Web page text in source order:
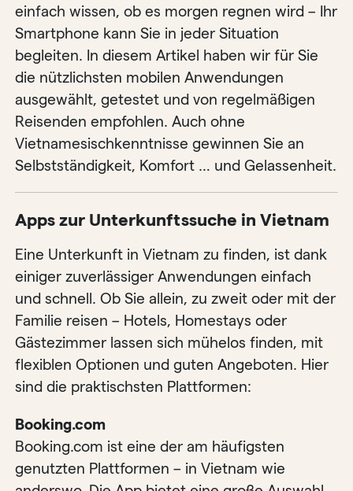
einfach wissen, ob es morgen regnen wird – Ihr
Smartphone kann Sie in jeder Situation
begleiten. In diesem Artikel haben wir für Sie
die nützlichsten mobilen Anwendungen
ausgewählt, getestet und von regelmäßigen
Reisenden empfohlen. Auch ohne
Vietnamesischkenntnisse gewinnen Sie an
Selbstständigkeit, Komfort … und Gelassenheit.
Apps zur Unterkunftssuche in Vietnam
Eine Unterkunft in Vietnam zu finden, ist dank
einiger zuverlässiger Anwendungen einfach
und schnell. Ob Sie allein, zu zweit oder mit der
Familie reisen – Hotels, Homestays oder
Gästezimmer lassen sich mühelos finden, mit
flexiblen Optionen und guten Angeboten. Hier
sind die praktischsten Plattformen:
Booking.com
Booking.com ist eine der am häufigsten
genutzten Plattformen – in Vietnam wie